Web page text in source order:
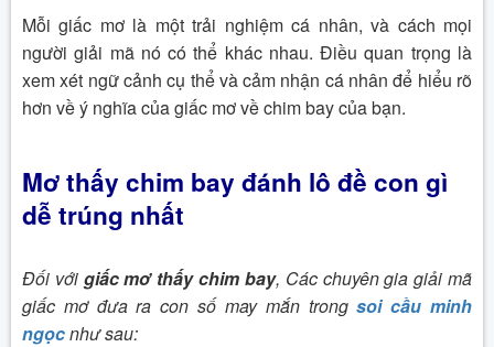
Mỗi giấc mơ là một trải nghiệm cá nhân, và cách mọi
người giải mã nó có thể khác nhau. Điều quan trọng là
xem xét ngữ cảnh cụ thể và cảm nhận cá nhân để hiểu rõ
hơn về ý nghĩa của giấc mơ về chim bay của bạn.
Mơ thấy chim bay đánh lô đề con gì
dễ trúng nhất
Đối với giấc mơ thấy chim bay, Các chuyên gia giải mã
giấc mơ đưa ra con số may mắn trongsoi cầu minh
ngọcnhư sau: